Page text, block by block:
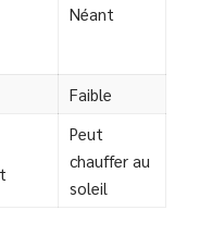
Néant
Faible
Peut
chauffer au
soleil